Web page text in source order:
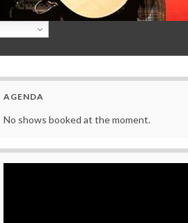
AGENDA
No shows booked at the moment.